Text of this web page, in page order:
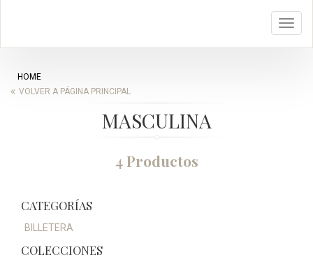
HOME
VOLVER A PÁGINA PRINCIPAL
MASCULINA
4 Productos
CATEGORÍAS
BILLETERA
COLECCIONES